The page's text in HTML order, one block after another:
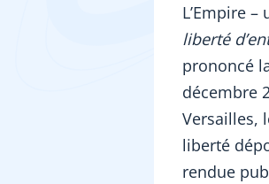
L’Empire –
liberté
prononcé
décembre
Versailles,
liberté
rendue